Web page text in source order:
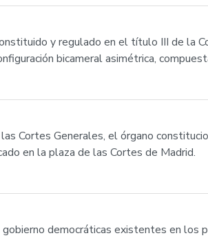
y regulado en el título III de la
bicameral asimétrica,
Cortes Generales, el órgano
en la plaza de las Cortes de Madrid.
democráticas existentes en los